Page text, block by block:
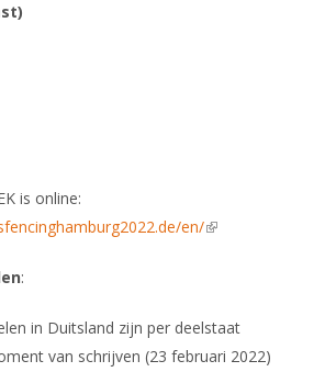
is online:
en/(link is external)
:
in Duitsland zijn per deelstaat
van schrijven (23 februari 2022)